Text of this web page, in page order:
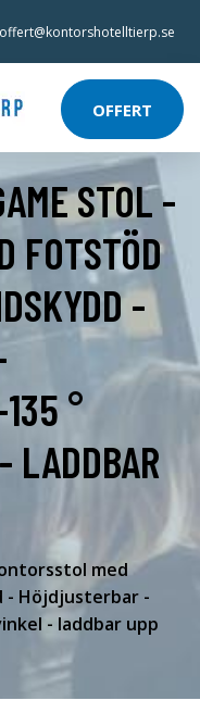
offert@kontorshotelltierp.se
OFFERT
STOL -
FOTSTÖD
-
°
LADDBAR
med
- Höjdjusterbar -
- laddbar upp